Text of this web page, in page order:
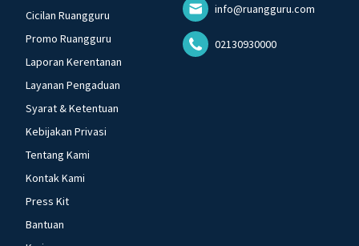
Cicilan Ruangguru
Promo Ruangguru
Laporan Kerentanan
Layanan Pengaduan
Syarat & Ketentuan
Kebijakan Privasi
Tentang Kami
Kontak Kami
Press Kit
Bantuan
info@ruangguru.com
02130930000